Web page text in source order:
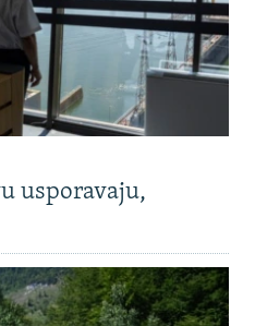
usporavaju,